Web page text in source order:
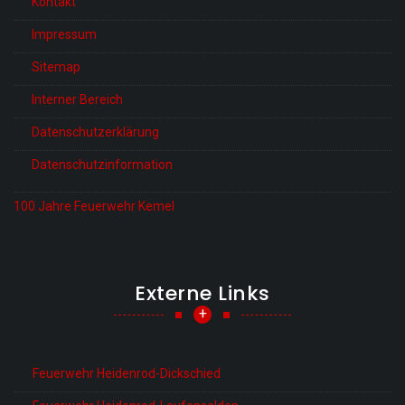
Impressum
Sitemap
Interner Bereich
Datenschutzerklärung
Datenschutzinformation
100 Jahre Feuerwehr Kemel
Externe Links
+
Feuerwehr Heidenrod-Dickschied